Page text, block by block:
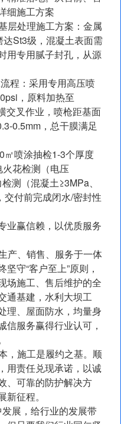
细施工方案
处理施工方案：金属
St3级，混凝土表面需
用专用腻子封孔，从源
程：采用专用高压喷
，原料加热至
叉作业，喷枪距基面
0.5mm，总干膜满足
喷涂抽检1-3个厚度
花检测（电压
测（混凝土≥3MPa、
付前完成闭水/密封性
业赢信赖，以优质服务
、销售、服务于一体
守“客户至上”原则，
场施工、售后维护的全
通基建，水利大坝工
理、屋面防水，均量身
信服务赢得行业认可，
施工是履约之基。顺
用责任兑现承诺，以诚
、可靠的防护解决方
征程。
展，给行业的发展带